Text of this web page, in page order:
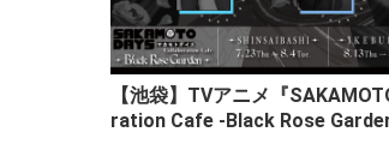
【池袋】TVアニメ『
ration Cafe -Black Rose